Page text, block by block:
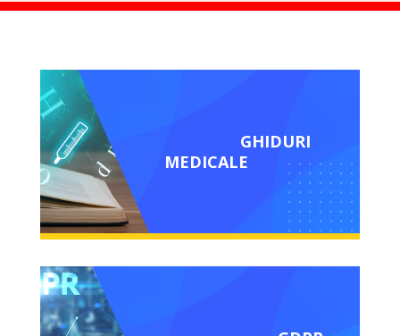
GHIDURI
MEDICALE